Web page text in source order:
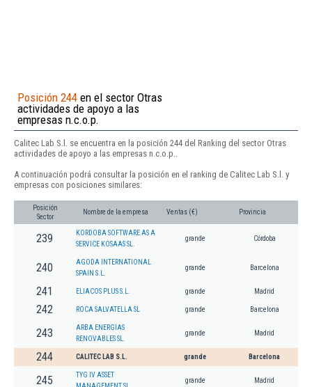
Posición 244 en el sector Otras
actividades de apoyo a las
empresas n.c.o.p.
Calitec Lab S.l. se encuentra en la posición 244 del Ranking del sector Otras
actividades de apoyo a las empresas n.c.o.p..
A continuación podrá consultar la posición en el ranking de Calitec Lab S.l. y
empresas con posiciones similares:
Posición
Sector
Nombre de la empresa Ventas (€) Provincia
239
KORDOBA SOFTWARE AS A
SERVICE KOSAAS SL.
grande Córdoba
240
AGODA INTERNATIONAL
SPAIN S.L.
grande Barcelona
241 ELIACOS PLUS S.L. grande Madrid
242 ROCA SALVATELLA SL grande Barcelona
243
ARBA ENERGIAS
RENOVABLES SL.
grande Madrid
244 CALITEC LAB S.L. grande Barcelona
245
TYG IV ASSET
grande Madrid